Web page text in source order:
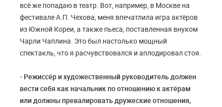
всё же попадаю в театр. Вот, например, в Москве на
фестивале А.П. Чехова, меня впечатлила игра актёров
из Южной Кореи, а также пьеса, поставленная внуком
Чарли Чаплина. Это был настолько мощный
спектакль, что я расчувствовался и аплодировал стоя.
- Режиссёр и художественный руководитель должен
вести себя как начальник по отношению к актёрам
или должны превалировать дружеские отношения,